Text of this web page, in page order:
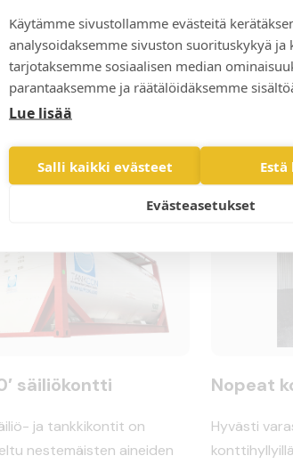
Käytämme sivustollamme evästeitä
analysoidaksemme sivuston suorituskykyä ja
tarjotaksemme sosiaalisen median
parantaaksemme ja räätälöidäksemme
Lue lisää
Salli kaikki evästeet
Evästeasetukset
säiliökontti
ja tankkikontit on
nestemäisten aineiden
Nopeat
Hyvästi